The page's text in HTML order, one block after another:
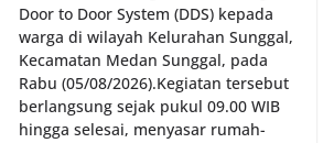
kemitraan antara Polri dan
sekaligus membangun kesadaran
akan pentingnya menjaga
ketertiban, dan kekompakan
khususnya dalam menyambut
bersejarah HUT Kemerdekaan
Door to Door System (DDS) kepada
warga di wilayah Kelurahan Sunggal,
Kecamatan Medan Sunggal, pada
Rabu (05/08/2026).‎‎Kegiatan tersebut
berlangsung sejak pukul 09.00 WIB
hingga selesai, menyasar rumah-